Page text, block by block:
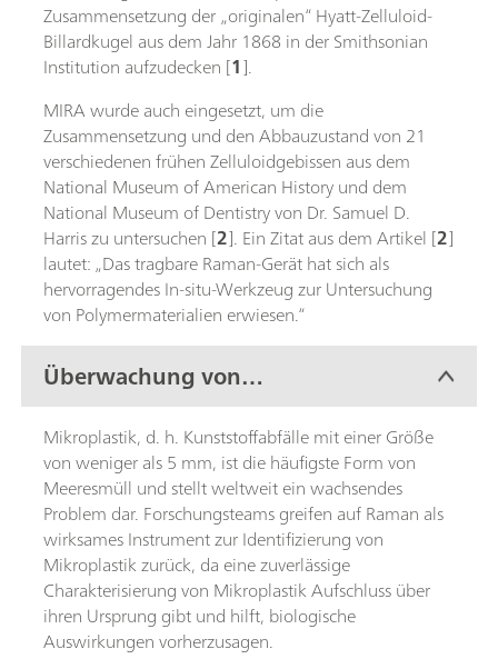
Zusammensetzung der „originalen“ Hyatt-Zelluloid-
Billardkugel aus dem Jahr 1868 in der Smithsonian
Institution aufzudecken [1].
MIRA wurde auch eingesetzt, um die
Zusammensetzung und den Abbauzustand von 21
verschiedenen frühen Zelluloidgebissen aus dem
National Museum of American History und dem
National Museum of Dentistry von Dr. Samuel D.
Harris zu untersuchen [2]. Ein Zitat aus dem Artikel [2]
lautet: „Das tragbare Raman-Gerät hat sich als
hervorragendes In-situ-Werkzeug zur Untersuchung
von Polymermaterialien erwiesen.“
Überwachung von
Mikroplastik in der Umwelt
Mikroplastik, d. h. Kunststoffabfälle mit einer Größe
von weniger als 5 mm, ist die häufigste Form von
Meeresmüll und stellt weltweit ein wachsendes
Problem dar. Forschungsteams greifen auf Raman als
wirksames Instrument zur Identifizierung von
Mikroplastik zurück, da eine zuverlässige
Charakterisierung von Mikroplastik Aufschluss über
ihren Ursprung gibt und hilft, biologische
Auswirkungen vorherzusagen.